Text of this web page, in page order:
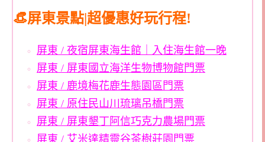
👒屏東景點|超優惠好玩行程!
屏東 / 夜宿屏東海生館｜入住海生館一晚
屏東 / 屏東國立海洋生物博物館門票
屏東 / 鹿境梅花鹿生態園區門票
屏東 / 原住民山川琉璃吊橋門票
屏東 / 屏東墾丁阿信巧克力農場門票
屏東 / 艾米達精靈谷茶樹莊園門票